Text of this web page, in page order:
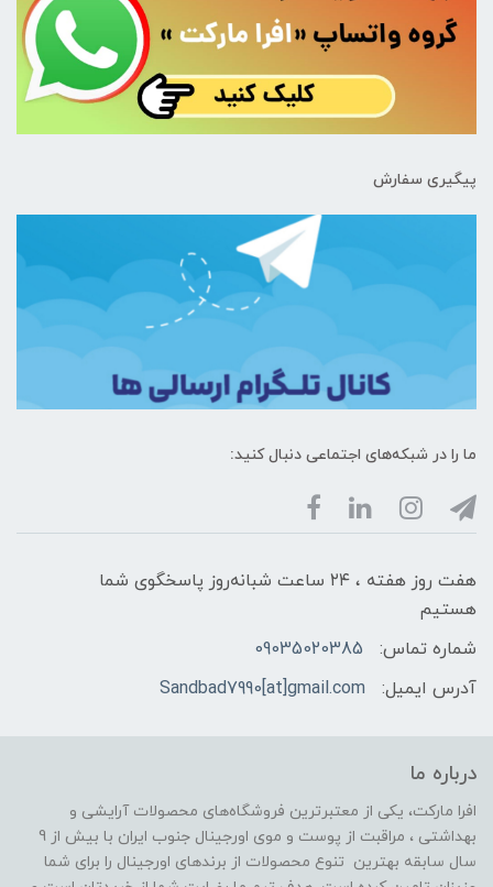
پیگیری سفارش
ما را در شبکه‌های اجتماعی دنبال کنید:
هفت روز هفته ، ۲۴ ساعت شبانه‌روز پاسخگوی شما
هستیم
شماره تماس:
09035020385
آدرس ایمیل:
Sandbad7990[at]gmail.com
درباره ما
افرا مارکت، یکی از معتبرترین فروشگاه‌های محصولات آرایشی و
بهداشتی ، مراقبت از پوست و موی اورجینال جنوب ایران با بیش از 9
سال سابقه بهترین تنوع محصولات از برندهای اورجینال را برای شما